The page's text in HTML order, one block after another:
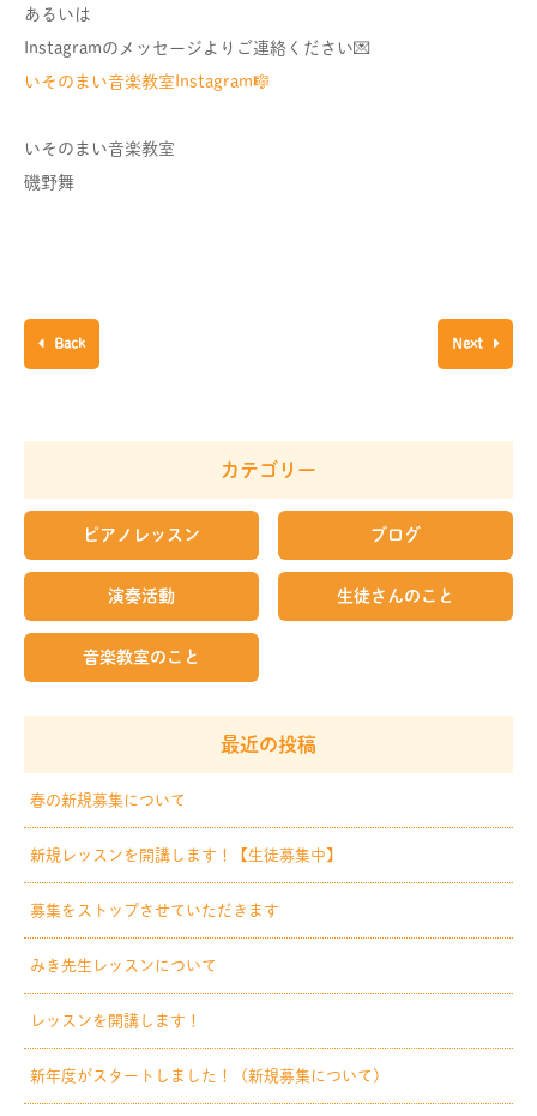
あるいは
Instagramのメッセージよりご連絡ください💌
いそのまい音楽教室Instagram🎼
いそのまい音楽教室
磯野舞
Back Next
カテゴリー
ピアノレッスン ブログ
演奏活動 生徒さんのこと
音楽教室のこと
最近の投稿
春の新規募集について
新規レッスンを開講します！【生徒募集中】
募集をストップさせていただきます
みき先生レッスンについて
レッスンを開講します！
新年度がスタートしました！（新規募集について）